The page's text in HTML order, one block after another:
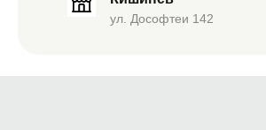
ул. Дософтеи 142